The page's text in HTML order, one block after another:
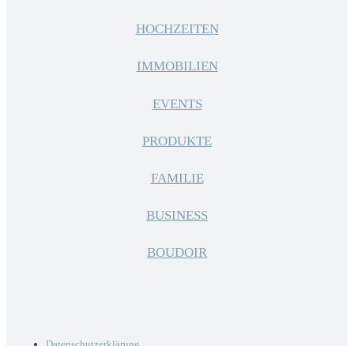
HOCHZEITEN
IMMOBILIEN
EVENTS
PRODUKTE
FAMILIE
BUSINESS
BOUDOIR